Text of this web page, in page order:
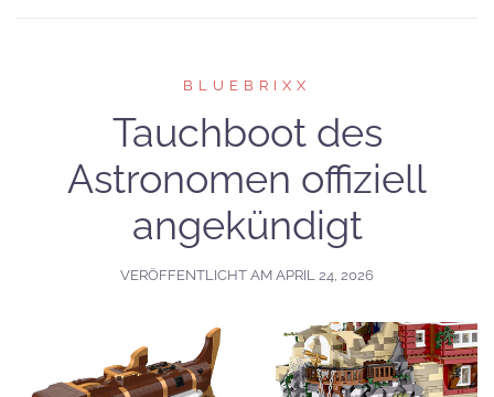
BLUEBRIXX
Tauchboot des
Astronomen offiziell
angekündigt
VERÖFFENTLICHT AM APRIL 24, 2026